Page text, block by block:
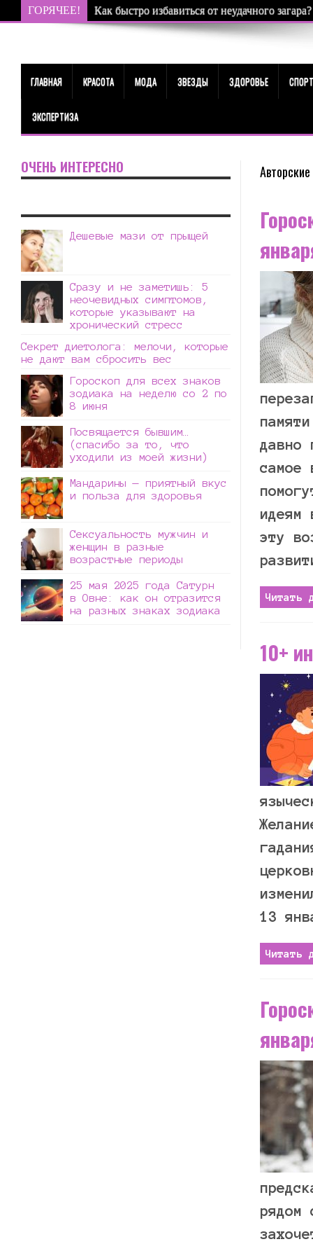
ГОРЯЧЕЕ! Как быстро избавиться от неудачного загара?
ГЛАВНАЯ КРАСОТА МОДА ЗВЕЗДЫ ЗДОРОВЬЕ СПОРТ
ЭКСПЕРТИЗА
давно
самое
идеям
эту
Читать
10+
13
Читать
рядом
ОЧЕНЬ ИНТЕРЕСНО
Дешевые мази от прыщей
Сразу и не заметишь: 5
неочевидных симптомов,
которые указывают на
хронический стресс
Секрет диетолога: мелочи, которые
не дают вам сбросить вес
Гороскоп для всех знаков
зодиака на неделю со 2 по
8 июня
Посвящается бывшим…
(спасибо за то, что
уходили из моей жизни)
Мандарины — приятный вкус
и польза для здоровья
Сексуальность мужчин и
женщин в разные
возрастные периоды
25 мая 2025 года Сатурн
в Овне: как он отразится
на разных знаках зодиака